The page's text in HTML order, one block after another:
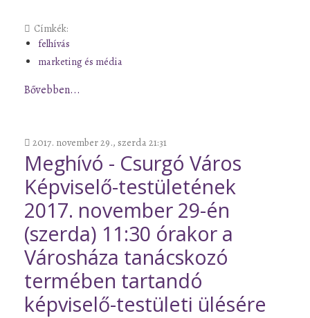
Címkék:
felhívás
marketing és média
Bővebben...
2017. november 29., szerda 21:31
Meghívó - Csurgó Város
Képviselő-testületének
2017. november 29-én
(szerda) 11:30 órakor a
Városháza tanácskozó
termében tartandó
képviselő-testületi ülésére